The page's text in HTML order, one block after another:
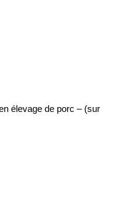
élevage de porc – (sur